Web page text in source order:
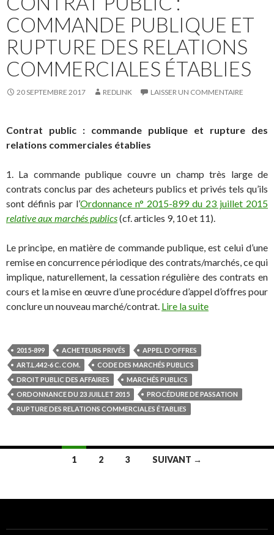
COMMANDE PUBLIQUE ET
RUPTURE DES RELATIONS
COMMERCIALES ÉTABLIES
20 SEPTEMBRE 2017 REDLINK LAISSER UN COMMENTAIRE
Contrat public : commande publique et rupture des
relations commerciales établies
1. La commande publique couvre un champ très large de
contrats conclus par des acheteurs publics et privés tels qu’ils
sont définis par l’Ordonnance n° 2015-899 du 23 juillet 2015
relative aux marchés publics(cf. articles 9, 10 et 11).
Le principe, en matière de commande publique, est celui d’une
remise en concurrence périodique des contrats/marchés, ce qui
implique, naturellement, la cessation régulière des contrats en
cours et la mise en œuvre d’une procédure d’appel d’offres pour
conclure un nouveau marché/contrat. Lire la suite
2015-899 ACHETEURS PRIVÉS
APPEL D'OFFRES
ART.L.442-6 C. COM.
CODE DES MARCHÉS PUBLICS
DROIT PUBLIC DES AFFAIRES
MARCHÉS PUBLICS
ORDONNANCE DU 23 JUILLET 2015
PROCÉDURE DE PASSATION
RUPTURE DES RELATIONS COMMERCIALES ÉTABLIES
Navigation
articles
1 2 3 SUIVANT →